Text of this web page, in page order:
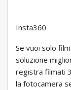
Insta360
Se vuoi solo
soluzione
registra filmati
la fotocamera